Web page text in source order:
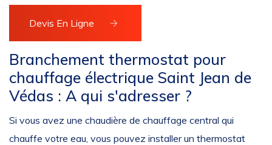
Devis En Ligne
Branchement thermostat pour
chauffage électrique Saint Jean de
Védas : A qui s'adresser ?
Si vous avez une chaudière de chauffage central qui
chauffe votre eau, vous pouvez installer un thermostat